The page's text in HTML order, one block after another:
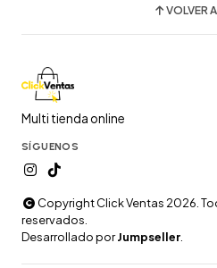
VOLVER
Multi tienda online
SÍGUENOS
Copyright Click Ventas 2026.
reservados.
Desarrollado porJumpseller